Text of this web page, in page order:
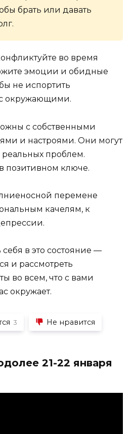
брать или давать
во время
эмоции и обидные
не испортить
окружающими.
с собственными
и настроями. Они могут
реальных проблем.
позитивном ключе.
перемене
качелям, к
себя в это состояние —
и рассмотреть
во всем, что с вами
окружает.
3 Не нравится
21-22 января